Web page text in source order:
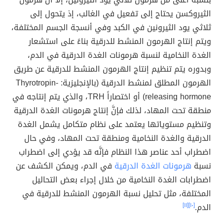
الثيروكسن يحتاج إلى تفعيل في الغالب، إذ يتحول إلى
ثلاثي يود الثيرونين في الكبد وفي أنسجة الجسم المختلفة،
ويتم إنتاج الهرمون المنشط للدرقية بناءً على استشعار
الغدة النخامية لنسبة هرمونات الغدة الدرقية في الدم،
وبدوره يتم تنظيم إنتاج الهرمون المنشط للدرقية عن طريق
الهرمون المطلق لمنشط الدرقية (بالإنجليزية: Thyrotropin-
releasing hormone) أو اختصاراً TRH، والذي يتم إنتاجه في
منطقة تحت المهاد، لذلك فإنَّ إنتاج هرمونات الغدة الدرقية
وتنظيم مستوياتها يعتمد على نظام متكامل يشمل الغدة
الدرقية والغدة النخامية ومنطقة تحت المهاد، وفي حال
اضطراب أحد عناصر هذا النظام فإنَّه قد يؤدي إلى اضطراب
نسبة هرمونات الغدة الدرقية في الدم، ويمكن الكشف عن
اضطرابات الغدة النخامية من خلال إجراء بعض التحاليل
المختلفة، مثل تحليل نسبة الهرمون المنشط للدرقية في
الدم.[١٠] [١١]